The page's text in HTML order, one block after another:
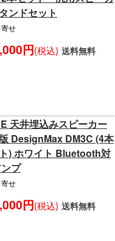
ンドセット
せ
円(税込) 送料無料
天井埋込みスピーカー
DesignMax DM3C (4本
) ホワイト Bluetooth対
プ
せ
円(税込) 送料無料